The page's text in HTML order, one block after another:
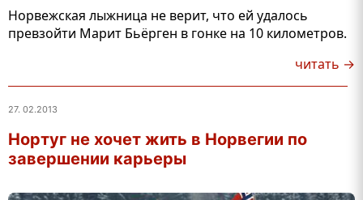
Норвежская лыжница не верит, что ей удалось
превзойти Марит Бьёрген в гонке на 10 километров.
читать →
27. 02.2013
Нортуг не хочет жить в Норвегии по
завершении карьеры